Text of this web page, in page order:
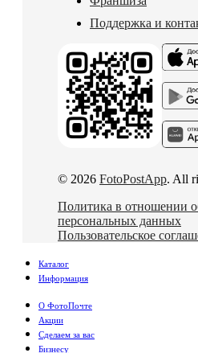
Поддержка и
© 2026 FotoPostApp. All
Политика в отношении
персональных данных
Пользовательское
Каталог
Информация
О ФотоПочте
Акции
Сделаем за вас
Бизнесу